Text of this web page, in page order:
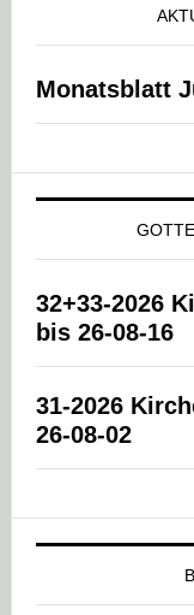
Monatsblatt
32+33-2026
bis 26-08-16
31-2026
26-08-02